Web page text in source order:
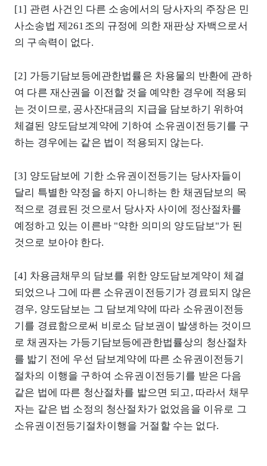
[1] 관련 사건인 다른 소송에서의 당사자의 주장은 민
사소송법 제261조의 규정에 의한 재판상 자백으로서
의 구속력이 없다.
[2] 가등기담보등에관한법률은 차용물의 반환에 관하
여 다른 재산권을 이전할 것을 예약한 경우에 적용되
는 것이므로, 공사잔대금의 지급을 담보하기 위하여
체결된 양도담보계약에 기하여 소유권이전등기를 구
하는 경우에는 같은 법이 적용되지 않는다.
[3] 양도담보에 기한 소유권이전등기는 당사자들이
달리 특별한 약정을 하지 아니하는 한 채권담보의 목
적으로 경료된 것으로서 당사자 사이에 정산절차를
예정하고 있는 이른바 "약한 의미의 양도담보"가 된
것으로 보아야 한다.
[4] 차용금채무의 담보를 위한 양도담보계약이 체결
되었으나 그에 따른 소유권이전등기가 경료되지 않은
경우, 양도담보는 그 담보계약에 따라 소유권이전등
기를 경료함으로써 비로소 담보권이 발생하는 것이므
로 채권자는 가등기담보등에관한법률상의 청산절차
를 밟기 전에 우선 담보계약에 따른 소유권이전등기
절차의 이행을 구하여 소유권이전등기를 받은 다음
같은 법에 따른 청산절차를 밟으면 되고, 따라서 채무
자는 같은 법 소정의 청산절차가 없었음을 이유로 그
소유권이전등기절차이행을 거절할 수는 없다.